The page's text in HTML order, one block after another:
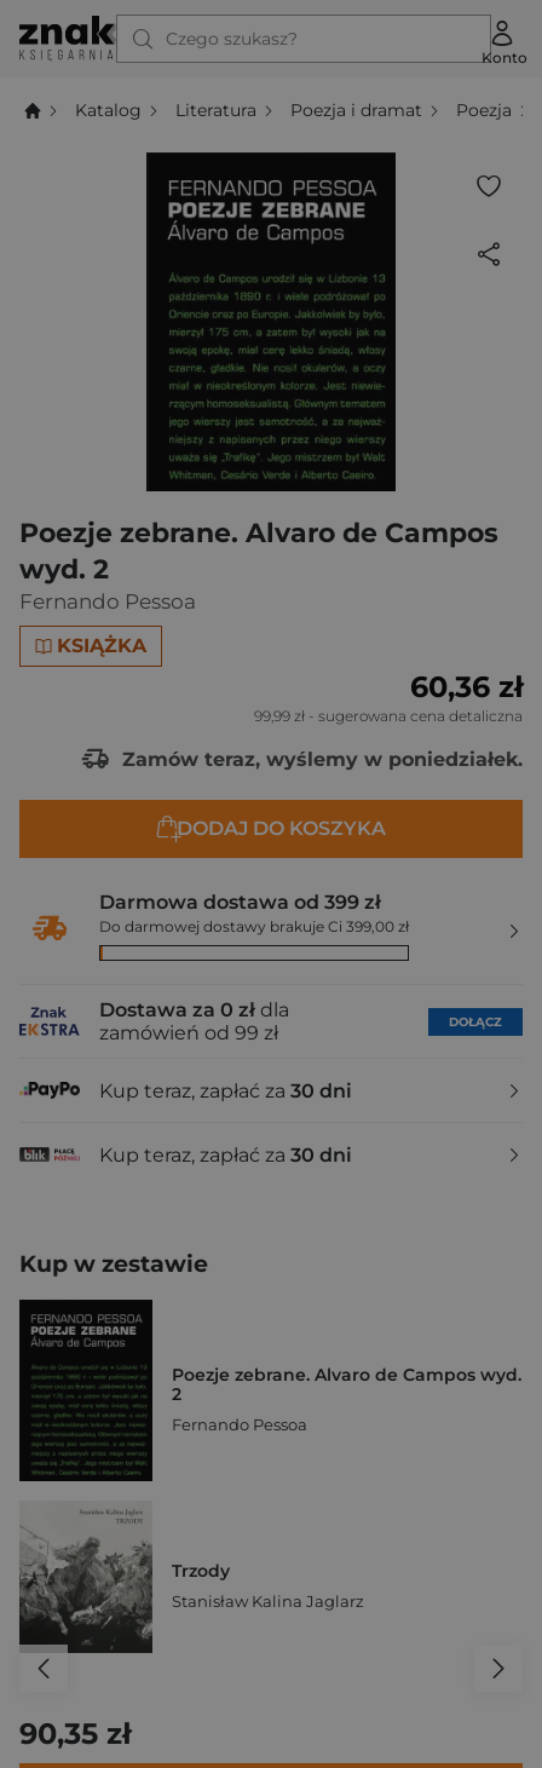
Czego szukasz?
Konto
Katalog Literatura Poezja i dramat Poezja
Poezje zebrane. Alvaro de Campos
wyd. 2
Fernando Pessoa
KSIĄŻKA
60,36 zł
99,99 zł - sugerowana cena detaliczna
Zamów teraz, wyślemy w poniedziałek.
DODAJ DO KOSZYKA
Darmowa dostawa od 399 zł
Do darmowej dostawy brakuje Ci 399,00 zł
Dostawa za 0 zł dla
zamówień od 99 zł
DOŁĄCZ
Kup teraz, zapłać za 30 dni
Kup teraz, zapłać za 30 dni
Kup w zestawie
Poezje zebrane. Alvaro de Campos wyd.
2
Fernando Pessoa
Trzody
Stanisław Kalina Jaglarz
90,35 zł